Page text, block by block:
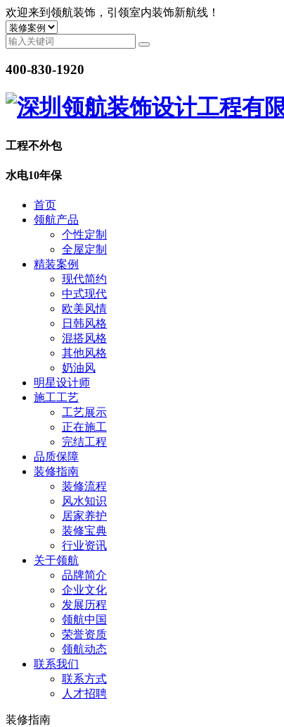
欢迎来到领航装饰，引领室内装饰新航线！
400-830-1920
工程不外包
水电10年保
首页
领航产品
个性定制
全屋定制
精装案例
现代简约
中式现代
欧美风情
日韩风格
混搭风格
其他风格
奶油风
明星设计师
施工工艺
工艺展示
正在施工
完结工程
品质保障
装修指南
装修流程
风水知识
居家养护
装修宝典
行业资讯
关于领航
品牌简介
企业文化
发展历程
领航中国
荣誉资质
领航动态
联系我们
联系方式
人才招聘
装修指南